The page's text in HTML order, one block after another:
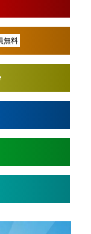
無料